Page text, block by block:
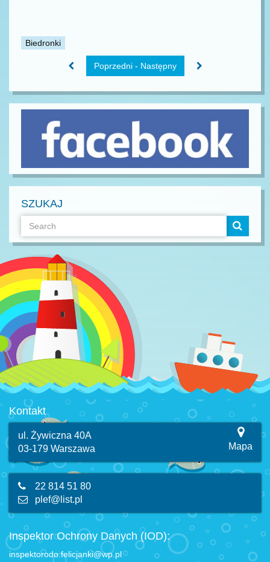
Biedronki
Poprzedni - Następny
SZUKAJ
Kontakt
ul. Żywiczna 40A
03-179 Warszawa
Mapa
22 814 51 80
plef@list.pl
Inspektor Ochrony Danych (IOD):
inspektorodo.felicjanki@wp.pl